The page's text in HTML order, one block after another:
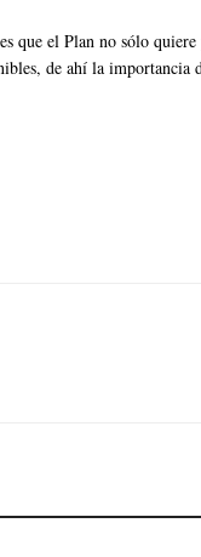
que el Plan no sólo
de ahí la importancia